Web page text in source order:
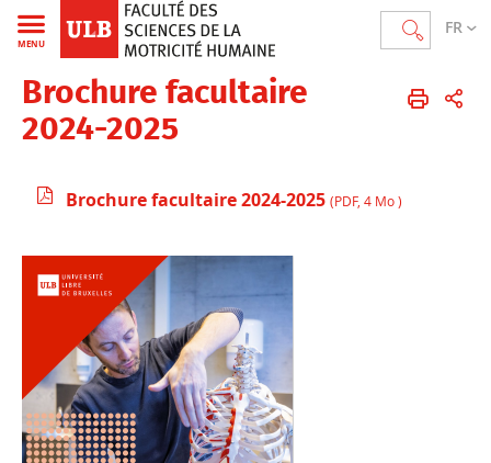
FR
MENU
Faculté des Sciences de la motricité humaine
Brochure facultaire
2024-2025
Brochure facultaire 2024-2025 (PDF, 4 Mo )